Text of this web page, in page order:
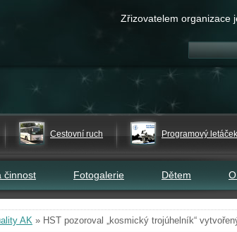
Zřizovatelem organizace
Cestovní ruch Programový letáček
činnost Fotogalerie Dětem
AK » HST pozoroval „kosmický trojúhelník“